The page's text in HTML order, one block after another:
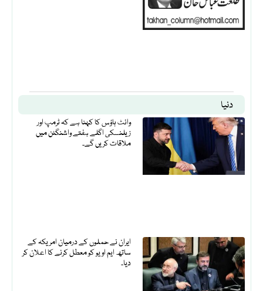
دنیا
وائٹ ہاؤس کا کہنا ہے کہ ٹرمپ اور
زیلنسکی اگلے ہفتے واشنگٹن میں
ملاقات کریں گے۔
ایران نے حملوں کے درمیان امریکہ کے
ساتھ ایم او یو کو معطل کرنے کا اعلان کر
دیا۔